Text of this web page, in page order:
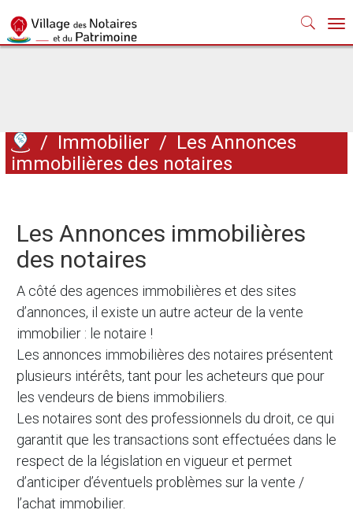
/ Immobilier / Les Annonces
immobilières des notaires
Les Annonces immobilières
des notaires
A côté des agences immobilières et des sites
d’annonces, il existe un autre acteur de la vente
immobilier : le notaire !
Les annonces immobilières des notaires présentent
plusieurs intérêts, tant pour les acheteurs que pour
les vendeurs de biens immobiliers.
Les notaires sont des professionnels du droit, ce qui
garantit que les transactions sont effectuées dans le
respect de la législation en vigueur et permet
d’anticiper d’éventuels problèmes sur la vente /
l’achat immobilier.